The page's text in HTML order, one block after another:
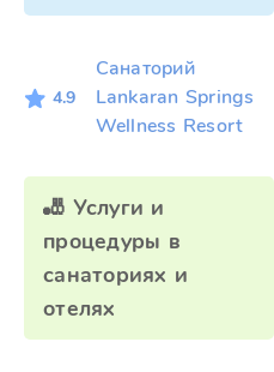
4.9
Санаторий
Lankaran Springs
Wellness Resort
🎳 Услуги и
процедуры в
санаториях и
отелях